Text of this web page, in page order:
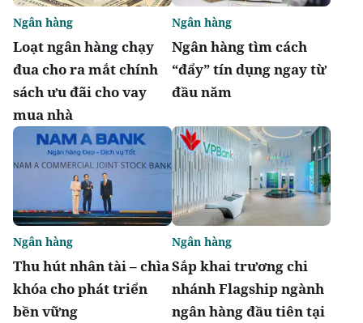
Loạt ngân hàng chạy
đua cho ra mắt chính
sách ưu đãi cho vay
mua nhà
Ngân hàng
Ngân hàng tìm cách
“đẩy” tín dụng ngay từ
đầu năm
Ngân hàng
Thu hút nhân tài – chìa
khóa cho phát triển
bền vững
Ngân hàng
Sắp khai trương chi
nhánh Flagship ngành
ngân hàng đầu tiên tại
Ngân hàng